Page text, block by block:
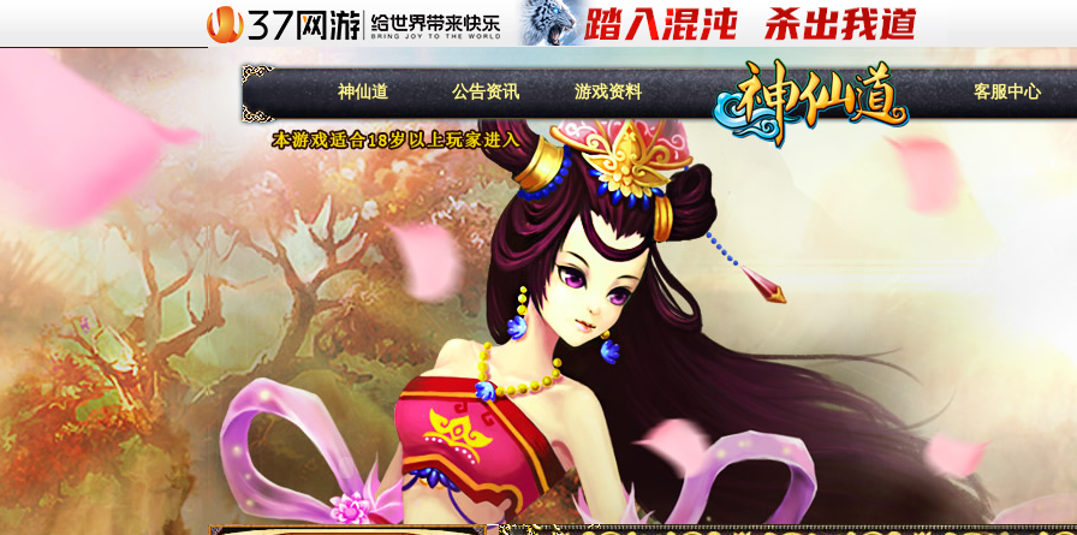
神仙道 公告资讯 游戏资料 客服中心